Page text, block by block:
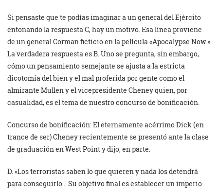
Si pensaste que te podías imaginar a un general del Ejército
entonando la respuesta C, hay un motivo. Esa línea proviene
de un general Corman ficticio en la película «Apocalypse Now.»
La verdadera respuesta es B. Uno se pregunta, sin embargo,
cómo un pensamiento semejante se ajusta a la estricta
dicotomía del bien y el mal proferida por gente como el
almirante Mullen y el vicepresidente Cheney quien, por
casualidad, es el tema de nuestro concurso de bonificación.
Concurso de bonificación: El eternamente acérrimo Dick (en
trance de ser) Cheney recientemente se presentó ante la clase
de graduación en West Point y dijo, en parte:
D. «Los terroristas saben lo que quieren y nada los detendrá
para conseguirlo… Su objetivo final es establecer un imperio